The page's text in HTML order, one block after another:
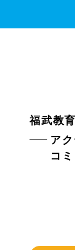
福武教
ア
コ